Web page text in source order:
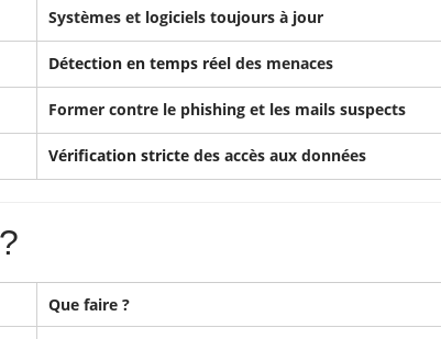
Systèmes et logiciels toujours à jour
Détection en temps réel des menaces
Former contre le phishing et les mails suspects
Vérification stricte des accès aux données
Que faire ?